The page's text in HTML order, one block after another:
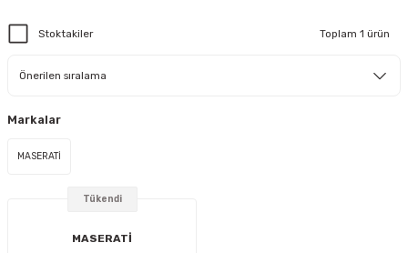
Stoktakiler Toplam 1 ürün
Markalar
MASERATİ
Tükendi
MASERATİ